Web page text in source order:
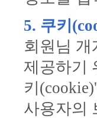
5. 쿠키
회원님 개
제공하기
키
사용자의